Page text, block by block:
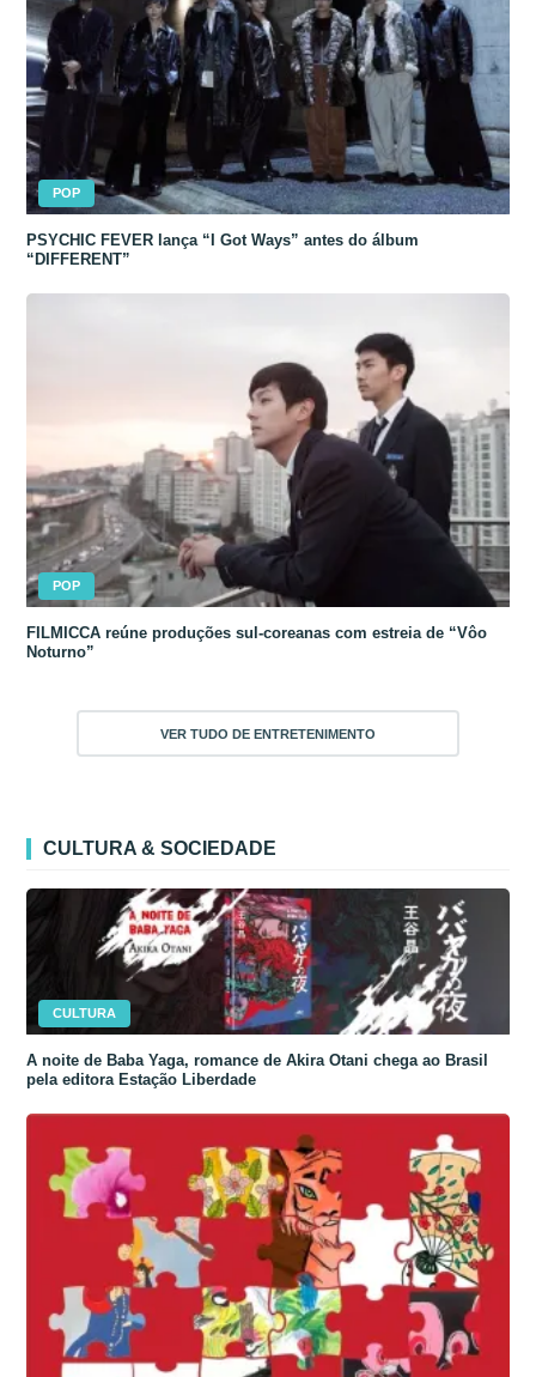
POP
PSYCHIC FEVER lança “I Got Ways” antes do álbum
“DIFFERENT”
POP
FILMICCA reúne produções sul-coreanas com estreia de “Vôo
Noturno”
VER TUDO DE ENTRETENIMENTO
CULTURA & SOCIEDADE
CULTURA
A noite de Baba Yaga, romance de Akira Otani chega ao Brasil
pela editora Estação Liberdade